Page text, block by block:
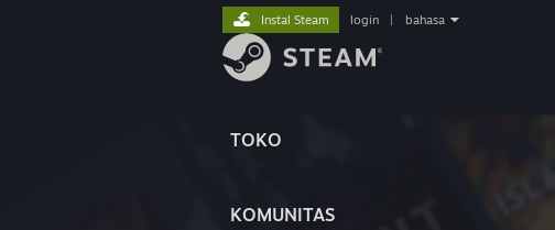
TOKO
KOMUNITAS
Instal Steam login bahasa